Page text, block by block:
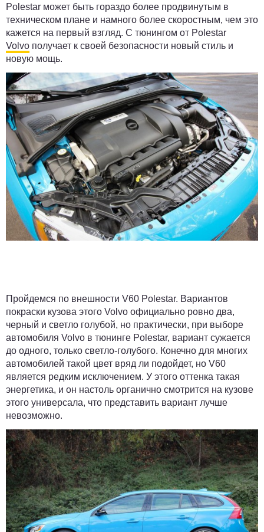
Polestar может быть гораздо более продвинутым в
техническом плане и намного более скоростным, чем это
кажется на первый взгляд. С тюнингом от Polestar
Volvo получает к своей безопасности новый стиль и
новую мощь.
Пройдемся по внешности V60 Polestar. Вариантов
покраски кузова этого Volvo официально ровно два,
черный и светло голубой, но практически, при выборе
автомобиля Volvo в тюнинге Polestar, вариант сужается
до одного, только светло-голубого. Конечно для многих
автомобилей такой цвет вряд ли подойдет, но V60
является редким исключением. У этого оттенка такая
энергетика, и он настоль органично смотрится на кузове
этого универсала, что представить вариант лучше
невозможно.